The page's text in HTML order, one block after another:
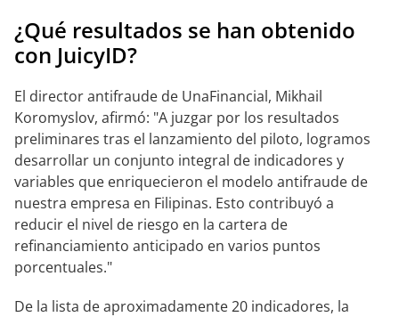
¿Qué resultados se han obtenido
con JuicyID?
El director antifraude de UnaFinancial, Mikhail
Koromyslov, afirmó: "A juzgar por los resultados
preliminares tras el lanzamiento del piloto, logramos
desarrollar un conjunto integral de indicadores y
variables que enriquecieron el modelo antifraude de
nuestra empresa en Filipinas. Esto contribuyó a
reducir el nivel de riesgo en la cartera de
refinanciamiento anticipado en varios puntos
porcentuales."
De la lista de aproximadamente 20 indicadores, la